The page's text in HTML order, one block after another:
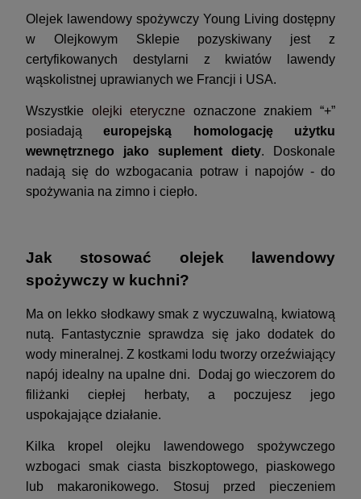
Olejek lawendowy spożywczy Young Living dostępny
w Olejkowym Sklepie pozyskiwany jest z
certyfikowanych destylarni z kwiatów lawendy
wąskolistnej uprawianych we Francji i USA.
Wszystkie olejki eteryczne oznaczone znakiem “+”
posiadająeuropejską homologację użytku
wewnętrznego jako suplement diety. Doskonale
nadają się do wzbogacania potraw i napojów - do
spożywania na zimno i ciepło.
Jak stosować olejek lawendowy
spożywczy w kuchni?
Ma on lekko słodkawy smak z wyczuwalną, kwiatową
nutą. Fantastycznie sprawdza się jako dodatek do
wody mineralnej. Z kostkami lodu tworzy orzeźwiający
napój idealny na upalne dni. Dodaj go wieczorem do
filiżanki ciepłej herbaty, a poczujesz jego
uspokajające działanie.
Kilka kropel olejku lawendowego spożywczego
wzbogaci smak ciasta biszkoptowego, piaskowego
lub makaronikowego. Stosuj przed pieczeniem